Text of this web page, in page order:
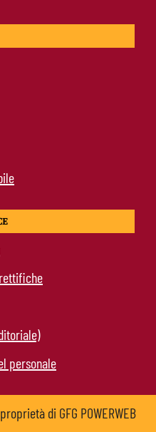
personale
di GFG POWERWEB